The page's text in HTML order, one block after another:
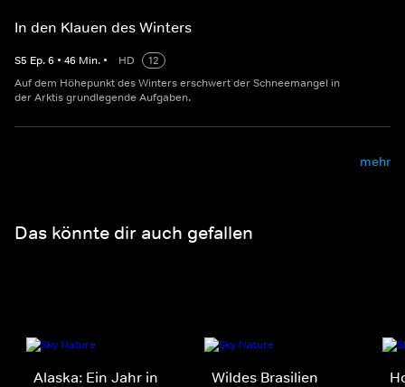
In den Klauen des Winters
S5 Ep.6 • 46 Min. • HD
12
Auf dem Höhepunkt des Winters erschwert der Schneemangel in
der Arktis grundlegende Aufgaben.
mehr
Das könnte dir auch gefallen
Alaska: Ein Jahr in
Wildes Brasilien